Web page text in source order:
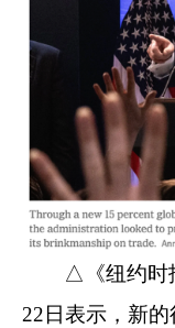
△《纽约时报
22日表示，新